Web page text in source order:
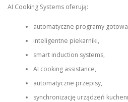
AI Cooking Systems oferują:
automatyczne programy
inteligentne piekarniki,
smart induction systems,
AI cooking assistance,
automatyczne przepisy,
synchronizację urządzeń